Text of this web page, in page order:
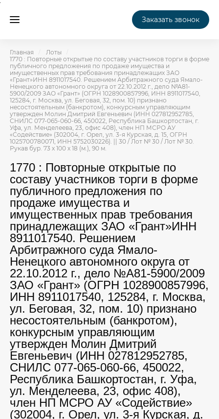
Заказать звонок
Главная
Лоты
1770 : Повторные открытые по составу участников торги в форме
публичного предложения по продаже имущества и
имущественных прав требования принадлежащих ЗАО
«Грант»ИНН 8911017540. Решением Арбитражного суда Ямало-
Ненецкого автономного округа от 22.10.2012 г., дело №А81-
5900/2009 ЗАО «Грант» (ОГРН 1028900857996, ИНН 8911017540,
125284, г. Москва, ул. Беговая, 32, пом. 10) признано
несостоятельным (банкротом), конкурсным управляющим
утвержден Молин Дмитрий Евгеньевич (ИНН 027812952785,
СНИЛС 077-065-060-66, 450022, Республика Башкортостан, г.
Уфа, ул. Менделеева, 23, офис 408), член НП МСРО АУ
«Содействие» (302004, г. Орел, ул. 3-я Курская, д. 15, ОГРН
1025700780071, ИНН 5752030226). || 30 / Лот № 30 / Лот № 30.
Рукав бур. 73 х 100 х 18 (м.), 90 м.
1770 : Повторные открытые по
составу участников торги в форме
публичного предложения по
продаже имущества и
имущественных прав требования
принадлежащих ЗАО «Грант»ИНН
8911017540. Решением
Арбитражного суда Ямало-
Ненецкого автономного округа от
22.10.2012 г., дело №А81-5900/2009
ЗАО «Грант» (ОГРН 1028900857996,
ИНН 8911017540, 125284, г. Москва,
ул. Беговая, 32, пом. 10) признано
несостоятельным (банкротом),
конкурсным управляющим
утвержден Молин Дмитрий
Евгеньевич (ИНН 027812952785,
СНИЛС 077-065-060-66, 450022,
Республика Башкортостан, г. Уфа,
ул. Менделеева, 23, офис 408),
член НП МСРО АУ «Содействие»
(302004, г. Орел, ул. 3-я Курская, д.